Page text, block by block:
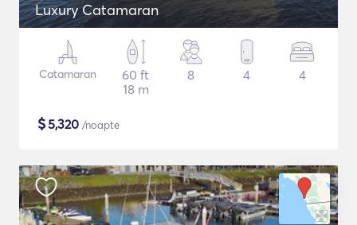
Luxury Catamaran
Catamaran
60 ft
18 m
8 4 4
$5,320 /noapte